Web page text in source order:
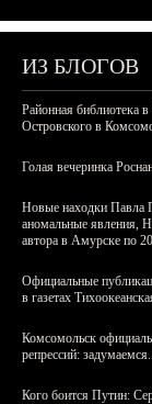
ИЗ БЛОГОВ
Районная библиотека
Островского в
Голая вечеринка
Новые находки Павла
аномальные явления,
автора в Амурске по
Официальные
в газетах
Комсомольск
репрессий:
Кого боится Путин: